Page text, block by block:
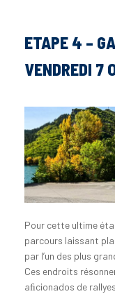
ETAPE 4 –
VENDREDI 7
Pour cette ultime
parcours laissant
par l’un des plus
Ces endroits
aﬁcionados de